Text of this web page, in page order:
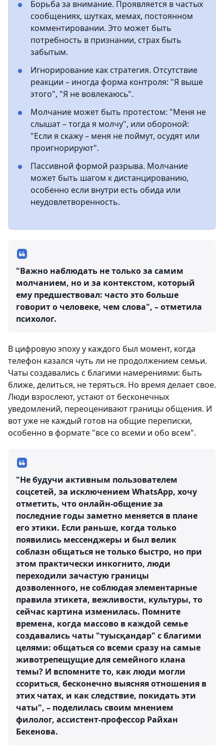
Борьба за внимание. Проявляется в частых
сообщениях, шутках, мемах, постоянном
комментировании. Это может быть
потребность в признании, страх быть
забытым.
Игнорирование как стратегия. Отсутствие
реакции – иногда форма контроля: "Я выше
этого", "Я не вовлекаюсь".
Молчание может быть протестом: "Меня не
слышат – тогда я молчу", или обороной:
"Если я скажу – меня не поймут, осудят или
проигнорируют".
Пассивной формой разрыва. Молчание
может быть шагом к дистанцированию,
особенно если внутри есть обида или
неудовлетворенность.
"Важно наблюдать не только за самим
молчанием, но и за контекстом, который
ему предшествовал: часто это больше
говорит о человеке, чем слова", – отметила
психолог.
В цифровую эпоху у каждого был момент, когда
телефон казался чуть ли не продолжением семьи.
Чаты создавались с благими намерениями: быть
ближе, делиться, не теряться. Но время делает свое.
Люди взрослеют, устают от бесконечных
уведомлений, переоценивают границы общения. И
вот уже не каждый готов на общие переписки,
особенно в формате "все со всеми и обо всем".
"Не будучи активным пользователем
соцсетей, за исключением WhatsApp, хочу
отметить, что онлайн-общение за
последние годы заметно меняется в плане
его этики. Если раньше, когда только
появились мессенджеры и был велик
соблазн общаться не только быстро, но при
этом практически инкогнито, люди
переходили зачастую границы
дозволенного, не соблюдая элементарные
правила этикета, вежливости, культуры, то
сейчас картина изменилась. Помните
времена, когда массово в каждой семье
создавались чаты "туысқандар" с благими
целями: общаться со всеми сразу на самые
животрепещущие для семейного клана
темы? И вспомните то, как люди могли
ссориться, бесконечно выясняя отношения в
этих чатах, и как следствие, покидать эти
чаты", – поделилась своим мнением
филолог, ассистент-профессор Райхан
Бекенова.